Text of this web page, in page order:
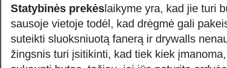
Statybinės prekėslaikyme yra, kad jie turi
sausoje vietoje todėl, kad drėgmė gali
suteikti sluoksniuotą fanerą ir drywalls
žingsnis turi įsitikinti, kad tiek kiek